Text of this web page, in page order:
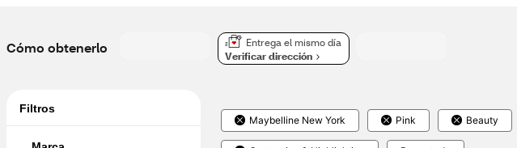
Cómo obtenerlo
Entrega el mismo día
Verificar dirección
Filtros
Maybelline New York Pink Beauty